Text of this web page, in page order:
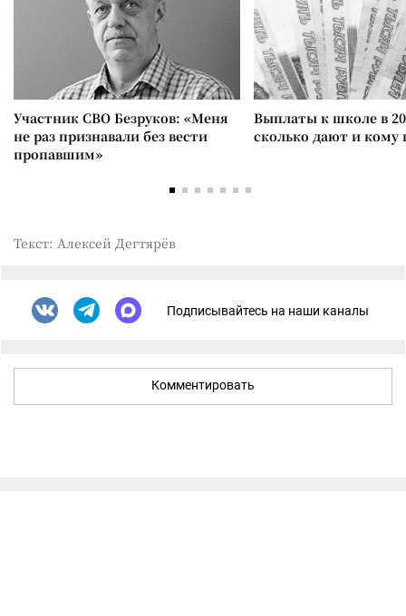
Участник СВО Безруков: «Меня
не раз признавали без вести
пропавшим»
Выплаты к школе в
сколько дают и
Текст: Алексей Дегтярёв
Подписывайтесь на наши каналы
Комментировать